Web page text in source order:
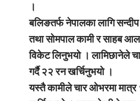
।
बलिङतर्फ नेपालका लागि
तथा सोमपाल कामी र साहब
विकेट लिनुभयो । लामिछानेले
गर्दै २२ रन खर्चिनुभयो ।
यस्तै कामीले चार ओभरमा